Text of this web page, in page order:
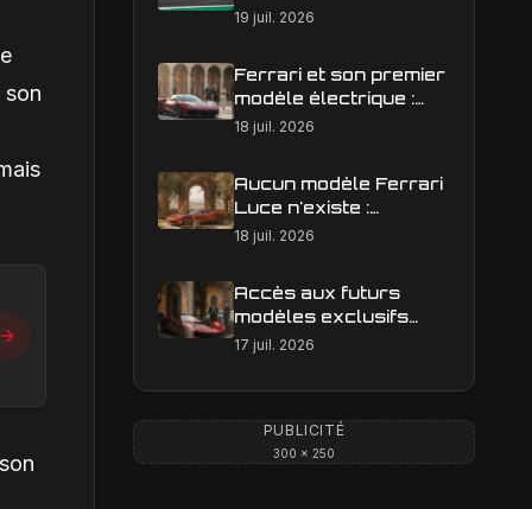
son
action : construire une
19 juil. 2026
Ferrari et son premier
modèle électrique :
calendrier de
18 juil. 2026
Aucun modèle Ferrari
Luce n'existe :
clarification sur les
18 juil. 2026
Accès aux futurs
modèles exclusifs
Ferrari : l'achat
est-il une réalité ?
17 juil. 2026
PUBLICITÉ
300 × 250